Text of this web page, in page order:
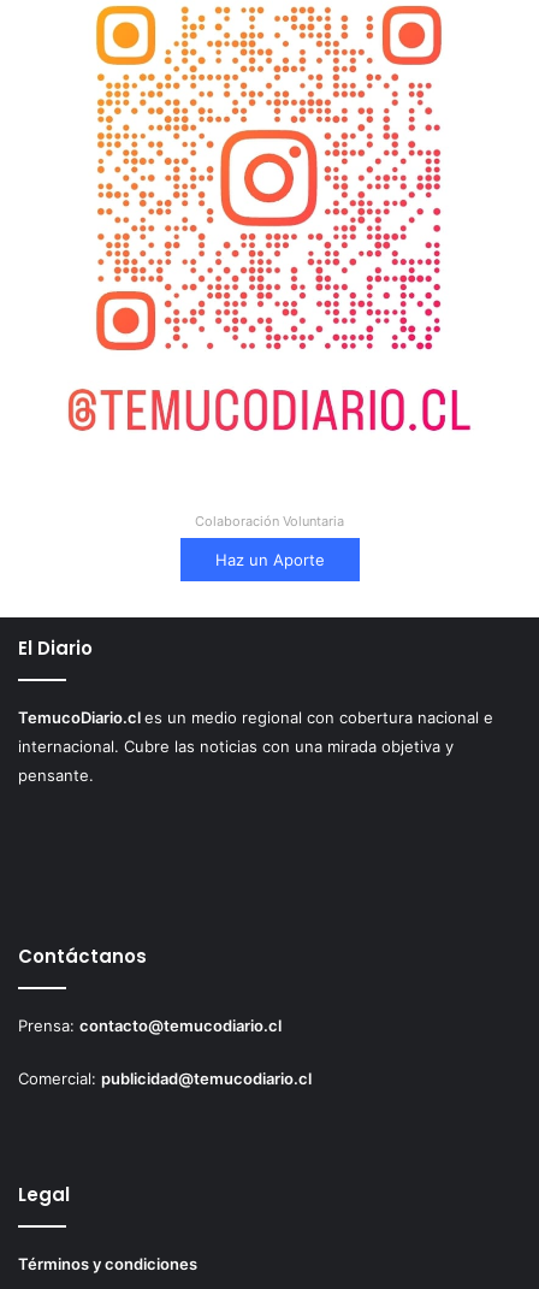
Colaboración Voluntaria
Haz un Aporte
El Diario
TemucoDiario.cles un medio regional con cobertura nacional e
internacional. Cubre las noticias con una mirada objetiva y
pensante.
Contáctanos
Prensa: contacto@temucodiario.cl
Comercial: publicidad@temucodiario.cl
Legal
Términos y condiciones